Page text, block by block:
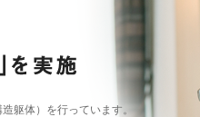
躯体）を行っています。